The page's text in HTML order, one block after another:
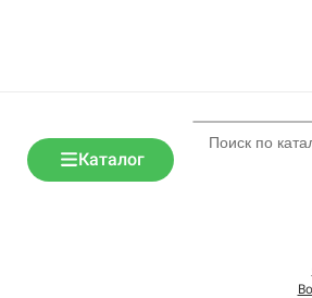
Каталог